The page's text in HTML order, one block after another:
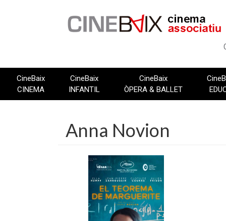
CineBaix
CINEMA
CineBaix
INFANTIL
CineBaix
ÒPERA & BALLET
Anna Novion